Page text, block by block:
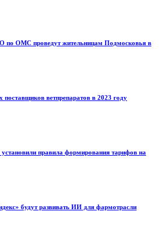
по ОМС проведут жительницам Подмосковья в
ветпрепаратов в 2023 году
установили правила формирования тарифов на
будут развивать ИИ для фармотрасли